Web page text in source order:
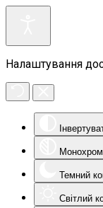
Налаштування
Темний
Світлий